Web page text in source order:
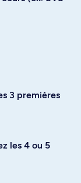
3 premières
les 4 ou 5